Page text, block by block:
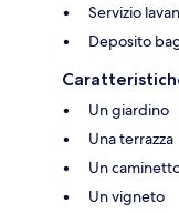
Servizio
Deposito
Un giardino
Una terrazza
Un
Un vigneto